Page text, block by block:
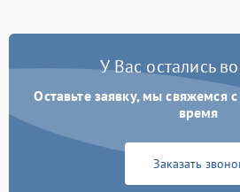
У Вас остались
Оставьте заявку, мы свяжемся
время
Заказать